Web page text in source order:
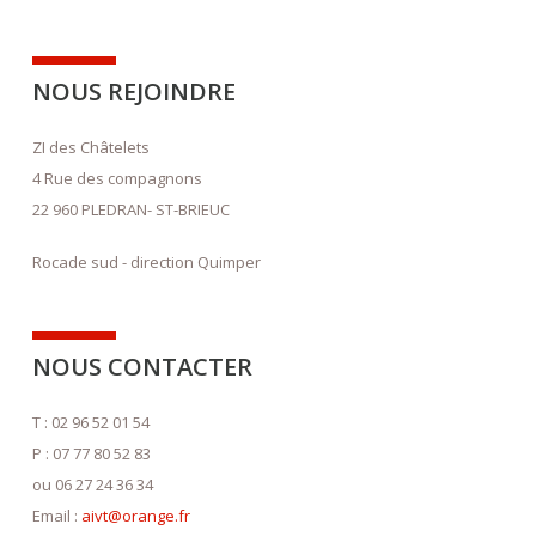
NOUS REJOINDRE
ZI des Châtelets
4 Rue des compagnons
22 960 PLEDRAN- ST-BRIEUC
Rocade sud - direction Quimper
NOUS CONTACTER
T : 02 96 52 01 54
P : 07 77 80 52 83
ou 06 27 24 36 34
Email : aivt@orange.fr